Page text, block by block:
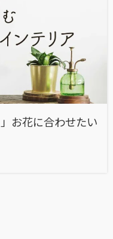
お花に合わせたい